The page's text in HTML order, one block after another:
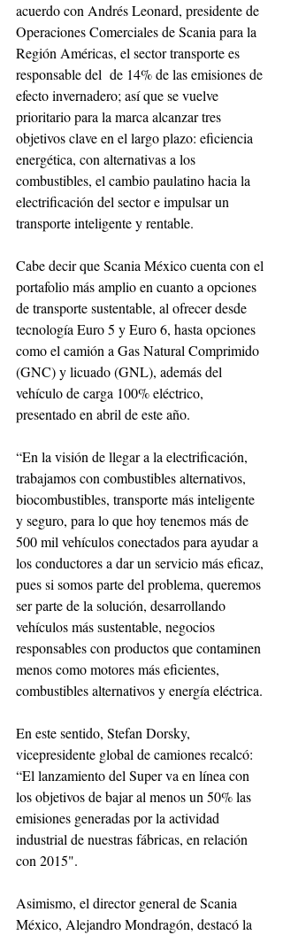
acuerdo con Andrés Leonard, presidente de
Operaciones Comerciales de Scania para la
Región Américas, el sector transporte es
responsable del  de 14% de las emisiones de
efecto invernadero; así que se vuelve
prioritario para la marca alcanzar tres
objetivos clave en el largo plazo: eficiencia
energética, con alternativas a los
combustibles, el cambio paulatino hacia la
electrificación del sector e impulsar un
transporte inteligente y rentable.
Cabe decir que Scania México cuenta con el
portafolio más amplio en cuanto a opciones
de transporte sustentable, al ofrecer desde
tecnología Euro 5 y Euro 6, hasta opciones
como el camión a Gas Natural Comprimido
(GNC) y licuado (GNL), además del
vehículo de carga 100% eléctrico,
presentado en abril de este año.
“En la visión de llegar a la electrificación,
trabajamos con combustibles alternativos,
biocombustibles, transporte más inteligente
y seguro, para lo que hoy tenemos más de
500 mil vehículos conectados para ayudar a
los conductores a dar un servicio más eficaz,
pues si somos parte del problema, queremos
ser parte de la solución, desarrollando
vehículos más sustentable, negocios
responsables con productos que contaminen
menos como motores más eficientes,
combustibles alternativos y energía eléctrica.
En este sentido, Stefan Dorsky,
vicepresidente global de camiones recalcó:
“El lanzamiento del Super va en línea con
los objetivos de bajar al menos un 50% las
emisiones generadas por la actividad
industrial de nuestras fábricas, en relación
con 2015".
Asimismo, el director general de Scania
México, Alejandro Mondragón, destacó la